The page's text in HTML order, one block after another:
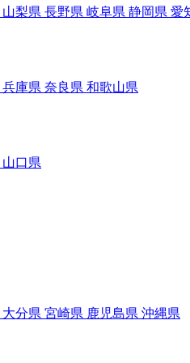
山梨県 長野県 岐阜県 静岡県 愛
兵庫県 奈良県 和歌山県
山口県
大分県 宮崎県 鹿児島県 沖縄県